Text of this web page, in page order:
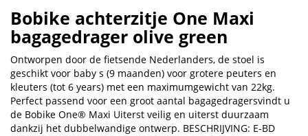
Bobike achterzitje One Maxi
bagagedrager olive green
Ontworpen door de fietsende Nederlanders, de stoel is
geschikt voor baby s (9 maanden) voor grotere peuters en
kleuters (tot 6 years) met een maximumgewicht van 22kg.
Perfect passend voor een groot aantal bagagedragersvindt u
de Bobike One® Maxi Uiterst veilig en uiterst duurzaam
dankzij het dubbelwandige ontwerp. BESCHRIJVING: E-BD